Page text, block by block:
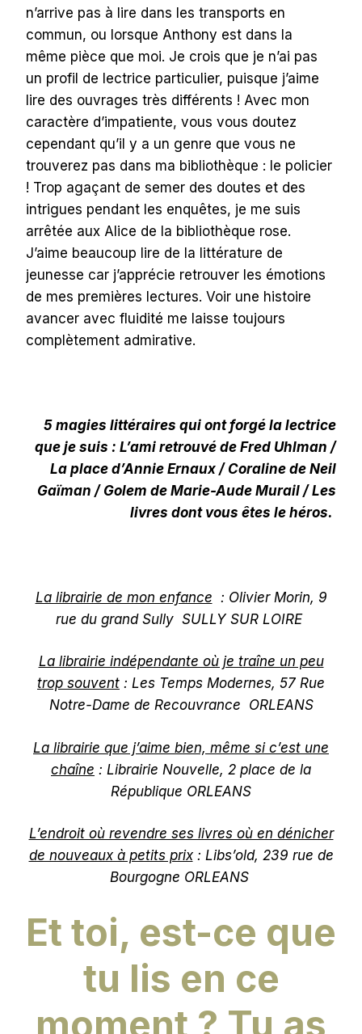
n’arrive pas à lire dans les transports en
commun, ou lorsque Anthony est dans la
même pièce que moi. Je crois que je n’ai pas
un profil de lectrice particulier, puisque j’aime
lire des ouvrages très différents ! Avec mon
caractère d’impatiente, vous vous doutez
cependant qu’il y a un genre que vous ne
trouverez pas dans ma bibliothèque : le policier
! Trop agaçant de semer des doutes et des
intrigues pendant les enquêtes, je me suis
arrêtée aux Alice de la bibliothèque rose.
J’aime beaucoup lire de la littérature de
jeunesse car j’apprécie retrouver les émotions
de mes premières lectures. Voir une histoire
avancer avec fluidité me laisse toujours
complètement admirative.
5 magies littéraires qui ont forgé la lectrice
que je suis : L’ami retrouvé de Fred Uhlman /
La place d’Annie Ernaux / Coraline de Neil
Gaïman / Golem de Marie-Aude Murail / Les
livres dont vous êtes le héros.
La librairie de mon enfance : Olivier Morin, 9
rue du grand Sully SULLY SUR LOIRE
La librairie indépendante où je traîne un peu
trop souvent : Les Temps Modernes, 57 Rue
Notre-Dame de Recouvrance ORLEANS
La librairie que j’aime bien, même si c’est une
chaîne : Librairie Nouvelle, 2 place de la
République ORLEANS
L’endroit où revendre ses livres où en dénicher
de nouveaux à petits prix: Libs’old, 239 rue de
Bourgogne ORLEANS
Et toi, est-ce que
tu lis en ce
moment ? Tu as